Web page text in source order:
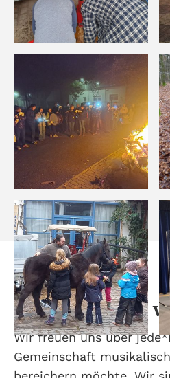
Jetzt Mitglied
Wir freuen uns über
Gemeinschaft